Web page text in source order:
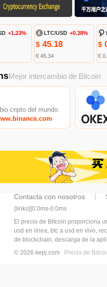
+1.23% LTC/USD +0.38%
$45.18
€ 45.34
$
€
Mejor intercambio de Bitcoin
cripto del mundo.
Contacta con nosotros
{links}[0:0ms-0:0ms
El precio de Bitcoin proporciona
usd en línea, btc a usd en vivo,
de blockchain, descarga de la
© 2026 kepj.com
Precio de